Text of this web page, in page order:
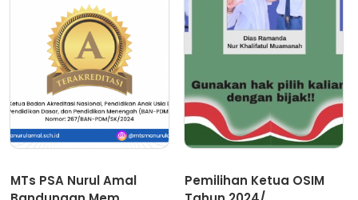
MTs PSA Nurul Amal
Pemilihan Ketua OSIM